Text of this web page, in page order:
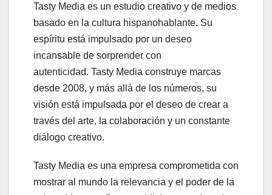
Tasty Media es un estudio creativo y de medios
basado en la cultura hispanohablante. Su
espíritu está impulsado ​​por un deseo
incansable de sorprender con
autenticidad. Tasty Media construye marcas
desde 2008, y más allá de los números, su
visión está impulsada por el deseo de crear a
través del arte, la colaboración y un constante
diálogo creativo.
Tasty Media es una empresa comprometida con
mostrar al mundo la relevancia y el poder de la